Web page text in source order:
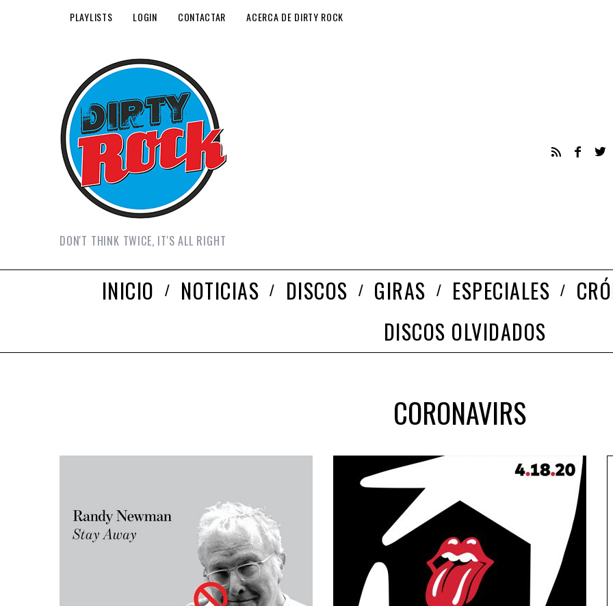
PLAYLISTS LOGIN CONTACTAR ACERCA DE DIRTY ROCK
DON'T THINK TWICE, IT'S ALL RIGHT
INICIO NOTICIAS DISCOS GIRAS ESPECIALES
DISCOS OLVIDADOS
CORONAVIRS